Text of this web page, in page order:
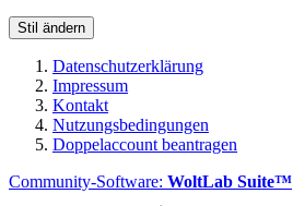
Stil ändern
Datenschutzerklärung
Impressum
Kontakt
Nutzungsbedingungen
Doppelaccount beantragen
Community-Software: WoltLab Suite™